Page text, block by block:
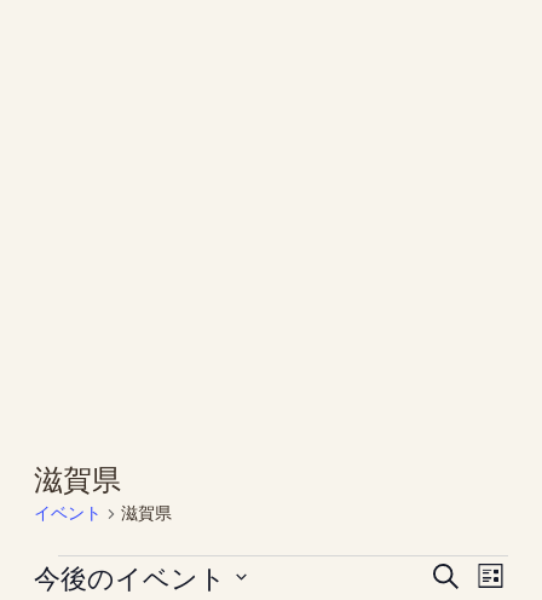
滋賀県
イベント 滋賀県
イ
イ
検
イ
リ
今後のイベント